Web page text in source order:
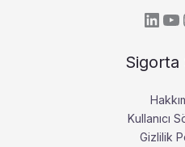
Sigorta
Kullanıcı
Gizlilik